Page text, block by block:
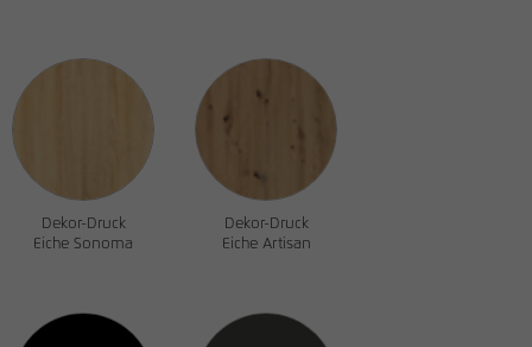
Dekor-Druck
Eiche Sonoma
Dekor-Druck
Eiche Artisan